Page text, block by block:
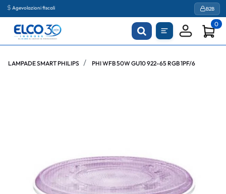
Agevolazioni fiscali B2B
0
LAMPADE SMART PHILIPS PHI WFB 50W GU10 922-65 RGB 1PF/6